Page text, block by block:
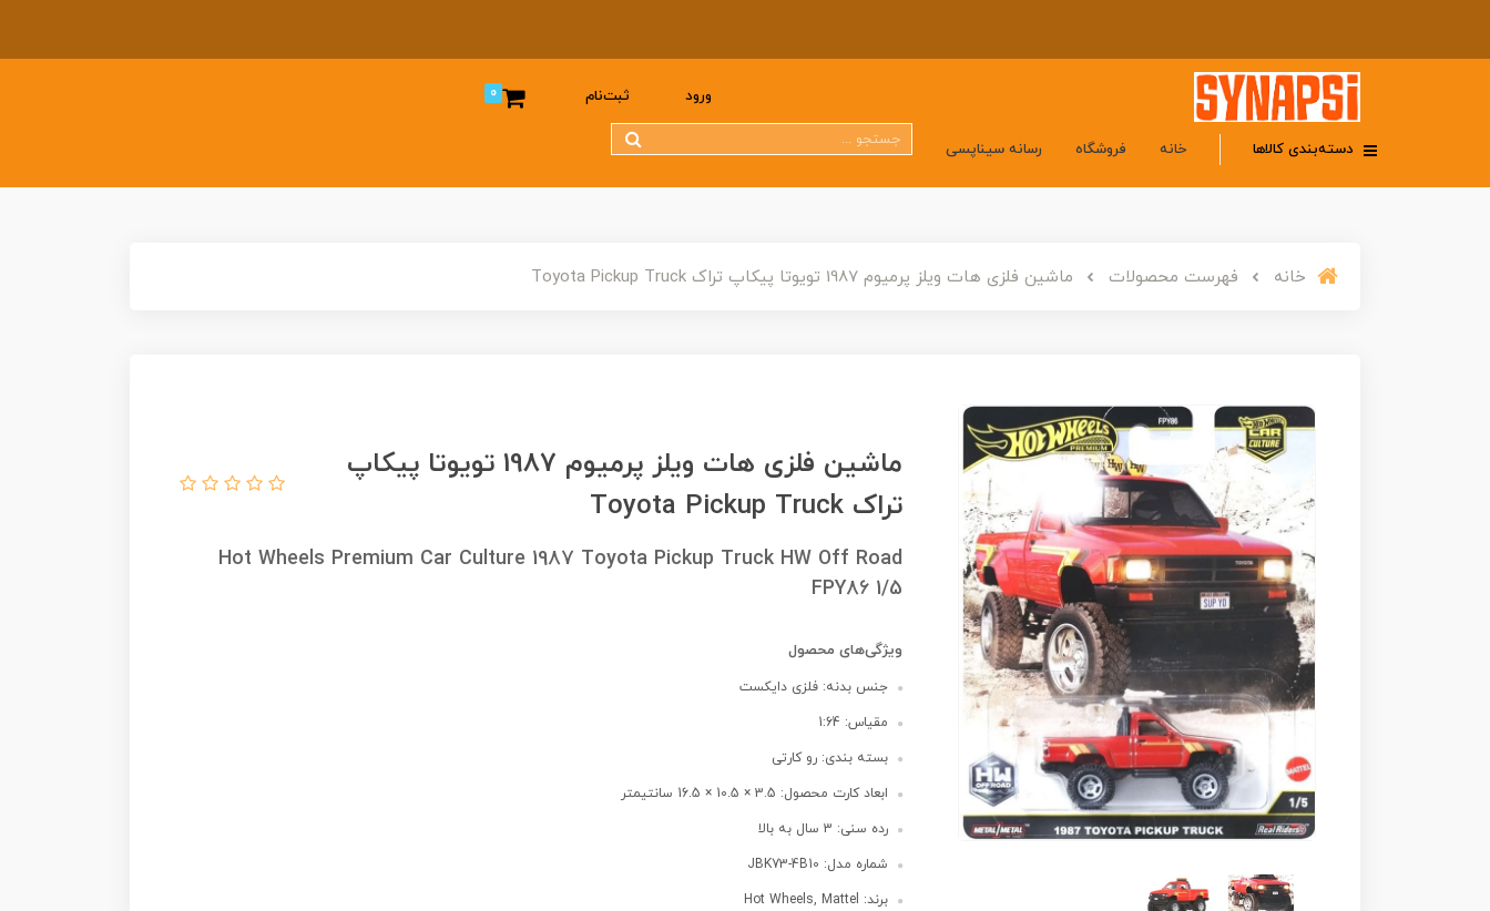
ورود ثبت‌نام 0
دسته‌بندی کالاها خانه فروشگاه رسانه سیناپسی
خانه فهرست محصولات ماشین فلزی هات ویلز پرمیوم 1987 تویوتا پیکاپ تراک Toyota Pickup Truck
ماشین فلزی هات ویلز پرمیوم 1987 تویوتا پیکاپ
تراک Toyota Pickup Truck
Hot Wheels Premium Car Culture 1987 Toyota Pickup Truck HW Off Road
FPY86 1/5
ویژگی‌های محصول
جنس بدنه: فلزی دایکست
مقیاس: 1:64
بسته بندی: رو کارتی
ابعاد کارت محصول: 3.5 × 10.5 × 16.5 سانتیمتر
رده سنی: 3 سال به بالا
شماره مدل: JBK73-4B10
برند: Hot Wheels, Mattel